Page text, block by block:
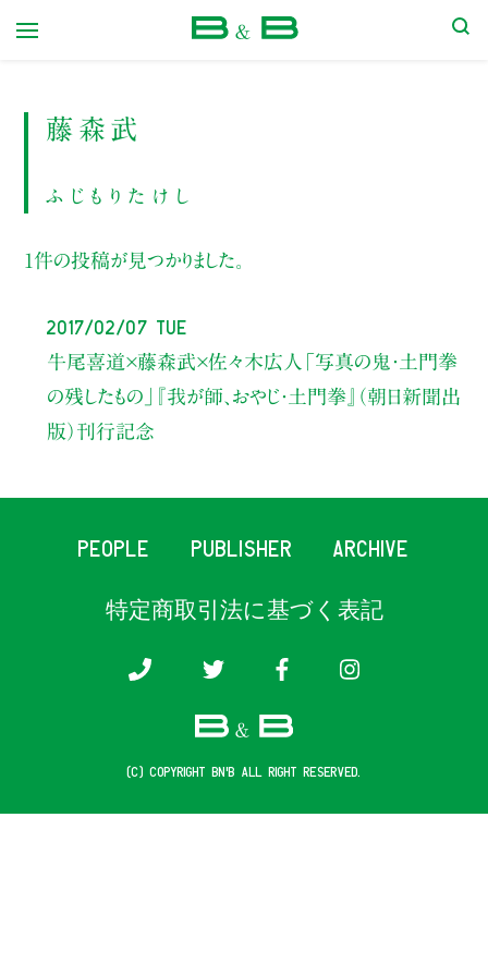
藤森武
ふじもりたけし
1件の投稿が見つかりました。
2017/02/07 Tue
牛尾喜道×藤森武×佐々木広人
「写真の鬼・土門拳
の残したもの」
『我が師、おやじ・土門拳』（朝日新聞出
版）刊行記念
PEOPLE PUBLISHER ARCHIVE
特定商取引法に基づく表記
(c) COPYRIGHT B&B ALL RIGHT RESERVED.